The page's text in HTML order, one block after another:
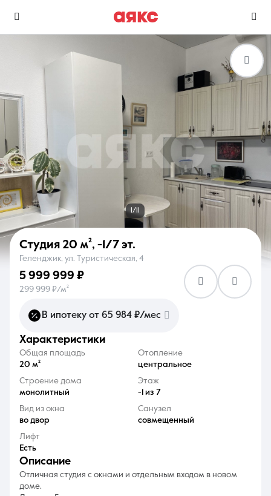
Сравнение
0 объявлений
Недвижимость Услуги
О компании
8 (861) 297-00-00
Ежедневно с 08:30 до 20:00
1/11
Студия 20 м², -1/7 эт.
Геленджик, ул. Туристическая, 4
5 999 999 ₽
299 999 ₽/м²
В ипотеку от 65 984 ₽/мес
характеристики
Общая площадь
20 м²
Отопление
центральное
Строение дома
монолитный
Этаж
-1 из 7
Вид из окна
во двор
Санузел
совмещенный
Лифт
Есть
описание
Отличная студия с окнами и отдельным входом в новом
доме.